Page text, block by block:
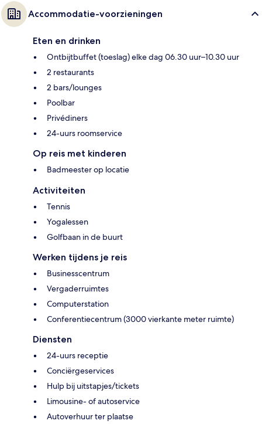
Accommodatie-voorzieningen
Eten en drinken
Ontbijtbuffet (toeslag) elke dag 06.30 uur–10.30 uur
2 restaurants
2 bars/lounges
Poolbar
Privédiners
24-uurs roomservice
Op reis met kinderen
Badmeester op locatie
Activiteiten
Tennis
Yogalessen
Golfbaan in de buurt
Werken tijdens je reis
Businesscentrum
Vergaderruimtes
Computerstation
Conferentiecentrum (3000 vierkante meter ruimte)
Diensten
24-uurs receptie
Conciërgeservices
Hulp bij uitstapjes/tickets
Limousine- of autoservice
Autoverhuur ter plaatse